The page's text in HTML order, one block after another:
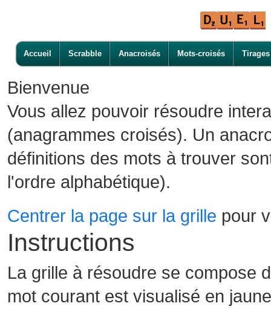
Accueil Scrabble Anacroisés Mots-croisés Tirages
Bienvenue
Vous allez pouvoir résoudre
(anagrammes croisés). Un
définitions des mots à trouver
l'ordre alphabétique).
Centrer la page sur la grille pour
Instructions
La grille à résoudre se compose
mot courant est visualisé en